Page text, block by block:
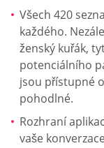
Všech 420
každého.
ženský kuřák,
potenciálního
jsou přístupné
pohodlné.
Rozhraní
vaše